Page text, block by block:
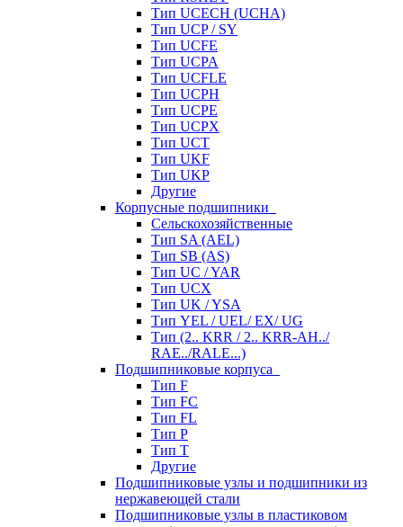
Тип UCECH (UCHA)
Тип UCP / SY
Тип UCFE
Тип UCPA
Тип UCFLE
Тип UCPH
Тип UCPE
Тип UCPX
Тип UCT
Тип UKF
Тип UKP
Другие
Корпусные подшипники
Сельскохозяйственные
Тип SA (AEL)
Тип SB (AS)
Тип UC / YAR
Тип UCX
Тип UK / YSA
Тип YEL / UEL/ EX/ UG
Тип (2.. KRR / 2.. KRR-AH../
RAE../RALE...)
Подшипниковые корпуса
Тип F
Тип FC
Тип FL
Тип P
Тип T
Другие
Подшипниковые узлы и подшипники из
нержавеющей стали
Подшипниковые узлы в пластиковом